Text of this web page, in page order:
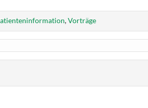
,Vorträge